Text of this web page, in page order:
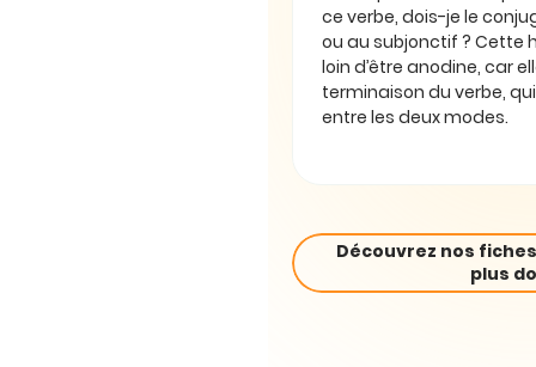
ce verbe, dois-je le
ou au subjonctif ? Cette
loin d’être anodine, car
terminaison du verbe,
entre les deux modes.
Découvrez nos
plus